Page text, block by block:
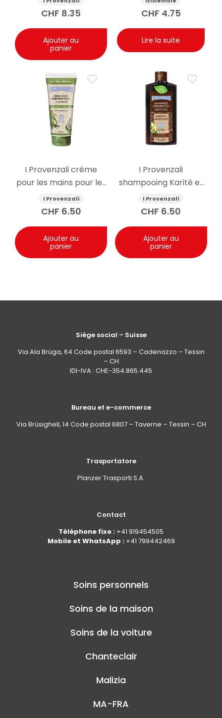
CHF 8.35
Ajouter au
panier
CHF 4.75
Lire la suite
I Provenzali crème
pour les mains pour les
peaux sensibles Olive
75ml
I Provenzali
CHF 6.50
Ajouter au
panier
I Provenzali
shampooing Karité et
Avocat 250ml
I Provenzali
CHF 6.50
Ajouter au
panier
Siège social – Suisse
Via Ala Brüga, 64 Code postal 6593 – Cadenazzo – Tessin
– CH
IDI-IVA : CHE-354.865.445
Bureau et e-commerce
Via Brüsighell, 14 Code postal 6807 – Taverne – Tessin – CH
Trasportatore
Planzer Trasporti S.A.
Contact
Téléphone fixe : +41 919454505
Mobile et WhatsApp : +41 799442469
Soins personnels
Soins de la maison
Soins de la voiture
Chanteclair
Malizia
MA-FRA